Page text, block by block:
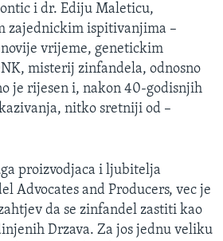
i dr. Ediju Maleticu,
zajednickim ispitivanjima –
vrijeme, genetickim
misterij zinfandela, odnosno
je rijesen i, nakon 40-godisnjih
nitko sretniji od –
proizvodjaca i ljubitelja
Advocates and Producers, vec je
da se zinfandel zastiti kao
Drzava. Za jos jednu veliku